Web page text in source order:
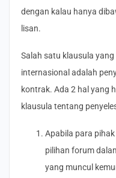
dengan kalau hanya
lisan.
Salah satu klausula
internasional adalah
kontrak. Ada 2 hal yang
klausula tentang
Apabila para
pilihan forum
yang muncul